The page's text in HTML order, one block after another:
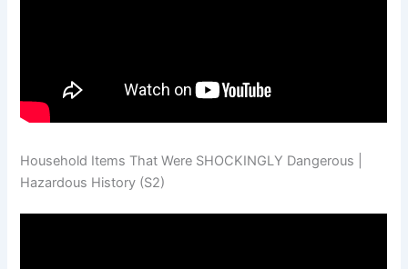
Household Items That Were SHOCKINGLY Dangerous |
Hazardous History (S2)